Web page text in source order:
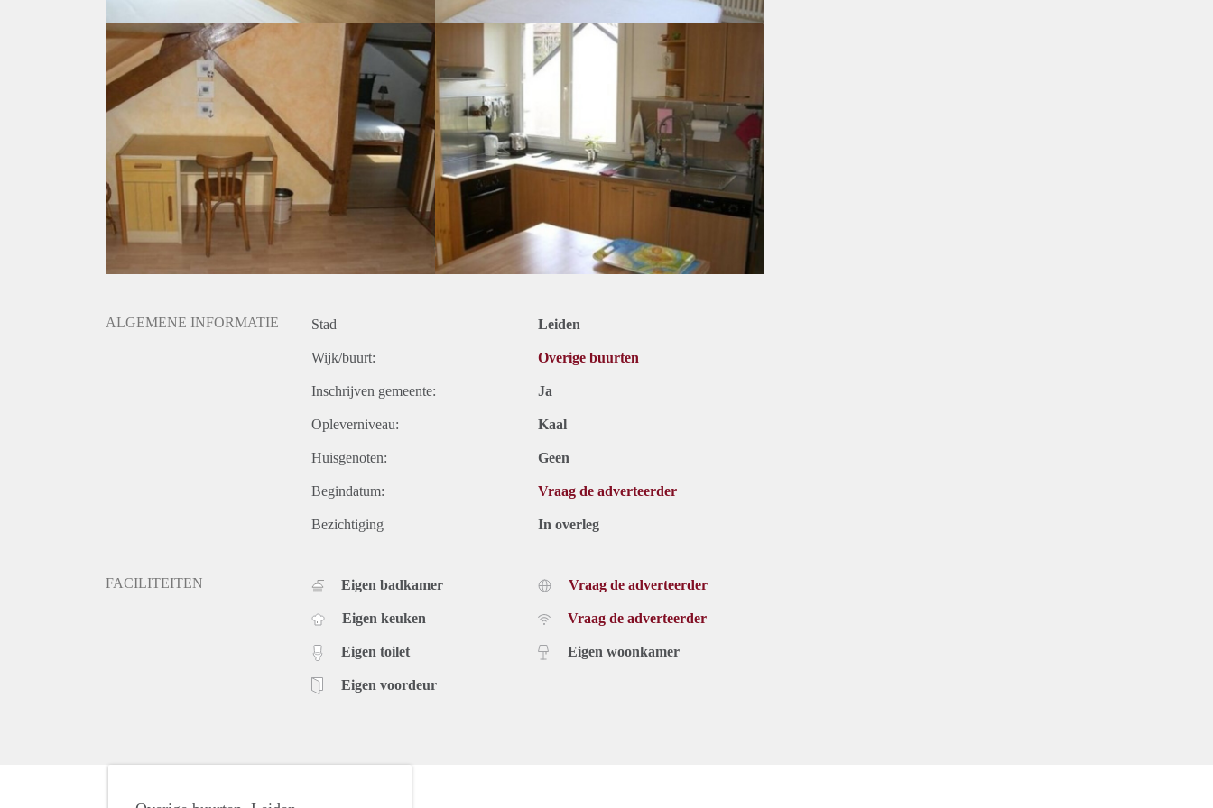
ALGEMENE INFORMATIE Stad Leiden
Wijk/buurt: Overige buurten
Inschrijven gemeente: Ja
Opleverniveau: Kaal
Huisgenoten: Geen
Begindatum: Vraag de adverteerder
Bezichtiging In overleg
FACILITEITEN Eigen badkamer
Eigen keuken
Eigen toilet
Eigen voordeur
Vraag de adverteerder
Vraag de adverteerder
Eigen woonkamer